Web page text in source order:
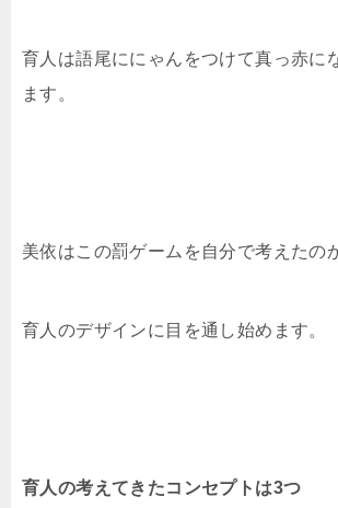
育人は語尾ににゃんをつけて真っ赤に
ます。
美依はこの罰ゲームを自分で考えたの
育人のデザインに目を通し始めます。
育人の考えてきたコンセプトは3つ